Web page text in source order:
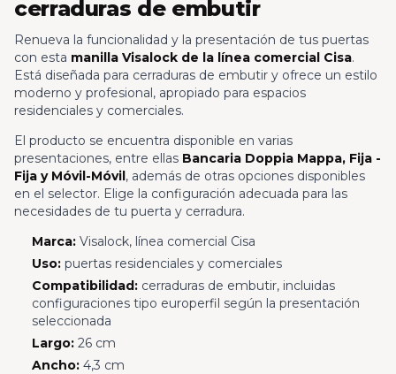
cerraduras de embutir
Renueva la funcionalidad y la presentación de tus puertas
con esta manilla Visalock de la línea comercial Cisa.
Está diseñada para cerraduras de embutir y ofrece un estilo
moderno y profesional, apropiado para espacios
residenciales y comerciales.
El producto se encuentra disponible en varias
presentaciones, entre ellas Bancaria Doppia Mappa, Fija -
Fija y Móvil-Móvil, además de otras opciones disponibles
en el selector. Elige la configuración adecuada para las
necesidades de tu puerta y cerradura.
Marca:Visalock, línea comercial Cisa
Uso:puertas residenciales y comerciales
Compatibilidad:cerraduras de embutir, incluidas
configuraciones tipo europerfil según la presentación
seleccionada
Largo:26 cm
Ancho:4,3 cm